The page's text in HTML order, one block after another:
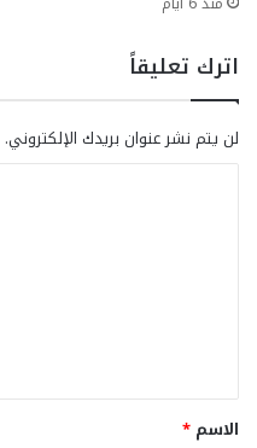
اترك تعليقاً
لن يتم نشر عنوان بريدك الإلكتروني.
ق
*
الاسم *